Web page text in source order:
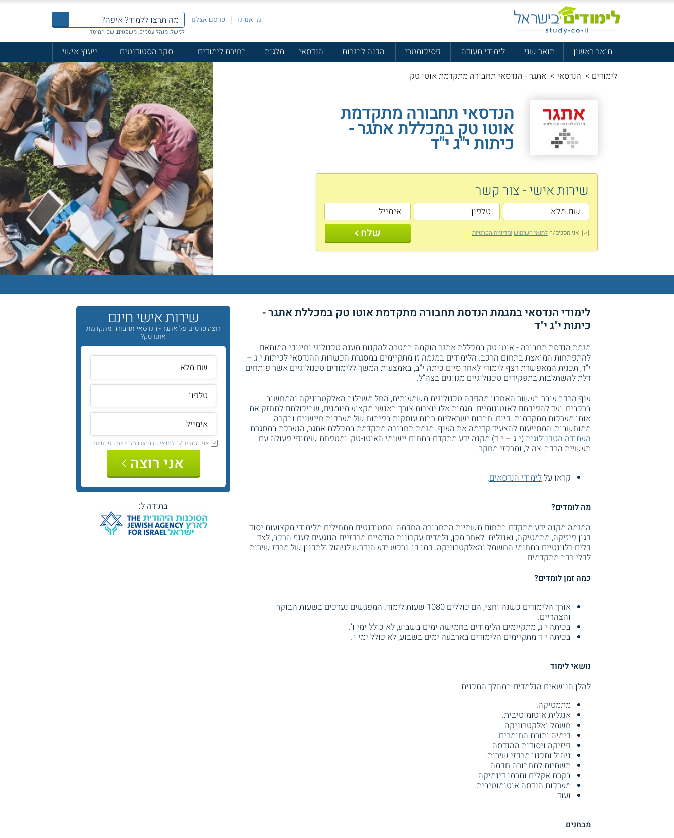
מי אנחנו פרסם אצלנו
למשל: מנהל עסקים, משפטים, שם המוסד
תואר ראשון תואר שני לימודי תעודה פסיכומטרי הכנה לבגרות הנדסאי מלגות בחירת לימודים סקר הסטודנטים
ייעוץ אישי
לימודים > הנדסאי > אתגר - הנדסאי תחבורה מתקדמת אוטו טק
הנדסאי תחבורה מתקדמת
אוטו טק במכללת אתגר -
כיתות י"ג י"ד
שירות אישי - צור קשר
אני מסכים/הלתנאי השימוש ומדיניות הפרטיות שלח
לימודי הנדסאי במגמת הנדסת תחבורה מתקדמת אוטו טק במכללת אתגר -
כיתות י"ג י"ד
מגמת הנדסת תחבורה - אוטו טק במכללת אתגר הוקמה במטרה להקנות מענה טכנולוגי וחינוכי המותאם
להתפתחות המואצת בתחום הרכב. הלימודים במגמה זו מתקיימים במסגרת הכשרות ההנדסאי לכיתות י"ג –
י"ד, תכנית המאפשרת רצף לימודי לאחר סיום כיתה י"ב, באמצעות המשך ללימודים טכנולוגיים אשר פותחים
דלת להשתלבות בתפקידים טכנולוגיים מגוונים בצה"ל.
ענף הרכב עובר בעשור האחרון מהפכה טכנולוגית משמעותית, החל משילוב האלקטרוניקה והמחשוב
ברכבים, ועד להפיכתם לאוטונומיים. מגמות אלו יוצרות צורך באנשי מקצוע מיומנים, שביכולתם לתחזק את
אותן מערכות מתקדמות. כיום, חברות ישראליות רבות עוסקות בפיתוח של מערכות חיישנים ובקרה
ממוחשבות, המסייעות להצעיד קדימה את הענף. מגמת תחבורה מתקדמת במכללת אתגר, הנערכת במסגרת
העתודה הטכנולוגית(י"ג – י"ד) מקנה ידע מתקדם בתחום יישומי האוטו-טק, ומטפחת שיתופי פעולה עם
תעשיית הרכב, צה"ל, ומרכזי מחקר.
קראו עללימודי הנדסאים.
מה לומדים?
המגמה מקנה ידע מתקדם בתחום תשתיות התחבורה החכמה. הסטודנטים מתחילים מלימודי מקצועות יסוד
כגון פיזיקה, מתמטיקה, ואנגלית. לאחר מכן, נלמדים עקרונות הנדסיים מרכזיים הנוגעים לענף הרכב, לצד
כלים רלוונטיים בתחומי החשמל והאלקטרוניקה. כמו כן, נרכש ידע הנדרש לניהול ולתכנון של מרכז שירות
לכלי רכב מתקדמים.
כמה זמן לומדים?
אורך הלימודים כשנה וחצי, הם כוללים 1080 שעות לימוד. המפגשים נערכים בשעות הבוקר
והצהריים.
בכיתה י"ג, מתקיימים הלימודים בחמישה ימים בשבוע, לא כולל ימי ו'.
בכיתה י"ד מתקיימים הלימודים בארבעה ימים בשבוע, לא כולל ימי ו'.
נושאי לימוד
להלן הנושאים הנלמדים במהלך התכנית:
מתמטיקה.
אנגלית אוטומוטיבית.
חשמל ואלקטרוניקה.
כימיה ותורת החומרים.
פיזיקה ויסודות ההנדסה.
ניהול ותכנון מרכזי שירות.
תשתיות לתחבורה חכמה.
בקרת אקלים ותרמו דינמיקה.
מערכות הנדסה אוטומוטיבית.
ועוד.
מבחנים
שירות אישי חינם
רוצה פרטים על אתגר - הנדסאי תחבורה מתקדמת
אוטו טק?
אני מסכים/הלתנאי השימוש ומדיניות הפרטיות
אני רוצה
בתודה ל: